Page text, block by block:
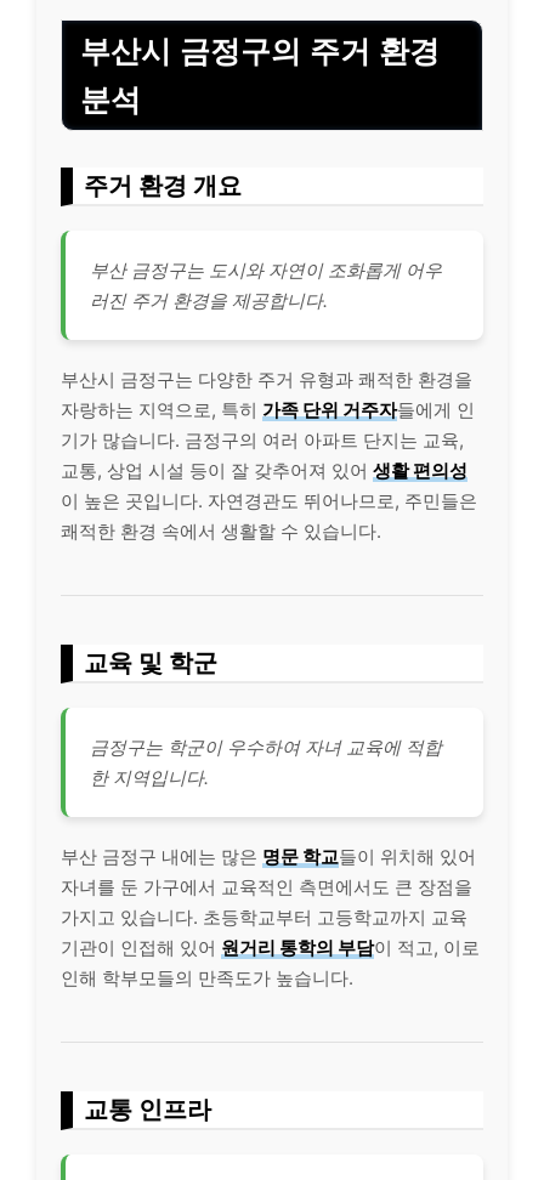
부산시 금정구의 주거 환경
분석
주거 환경 개요
부산 금정구는 도시와 자연이 조화롭게 어우
러진 주거 환경을 제공합니다.
부산시 금정구는 다양한 주거 유형과 쾌적한 환경을
자랑하는 지역으로, 특히 가족 단위 거주자들에게 인
기가 많습니다. 금정구의 여러 아파트 단지는 교육,
교통, 상업 시설 등이 잘 갖추어져 있어 생활 편의성
이 높은 곳입니다. 자연경관도 뛰어나므로, 주민들은
쾌적한 환경 속에서 생활할 수 있습니다.
교육 및 학군
금정구는 학군이 우수하여 자녀 교육에 적합
한 지역입니다.
부산 금정구 내에는 많은 명문 학교들이 위치해 있어
자녀를 둔 가구에서 교육적인 측면에서도 큰 장점을
가지고 있습니다. 초등학교부터 고등학교까지 교육
기관이 인접해 있어 원거리 통학의 부담이 적고, 이로
인해 학부모들의 만족도가 높습니다.
교통 인프라